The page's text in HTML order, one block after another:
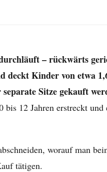
– rückwärts
deckt Kinder von etwa
Sitze gekauft
12 Jahren erstreckt
worauf man
tätigen.